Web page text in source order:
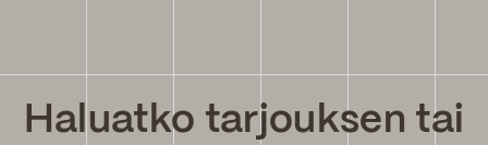
Haluatko tarjouksen tai